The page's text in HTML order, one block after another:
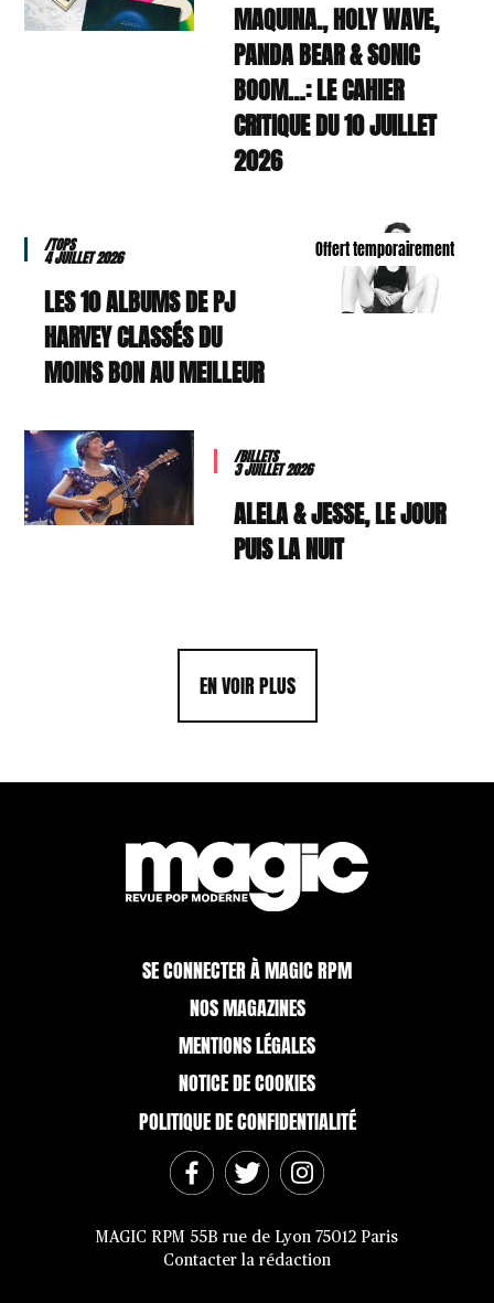
MAQUINA., HOLY WAVE,
PANDA BEAR & SONIC
BOOM…: LE CAHIER
CRITIQUE DU 10 JUILLET
2026
Offert temporairement
/TOPS
4 JUILLET 2026
LES 10 ALBUMS DE PJ
HARVEY CLASSÉS DU
MOINS BON AU MEILLEUR
/BILLETS
3 JUILLET 2026
ALELA & JESSE, LE JOUR
PUIS LA NUIT
EN VOIR PLUS
SE CONNECTER À MAGIC RPM
NOS MAGAZINES
MENTIONS LÉGALES
NOTICE DE COOKIES
POLITIQUE DE CONFIDENTIALITÉ
MAGIC RPM 55B rue de Lyon 75012 Paris
Contacter la rédaction